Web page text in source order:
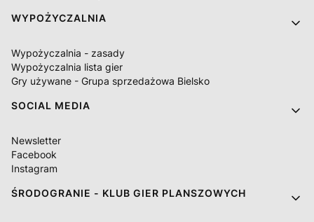
WYPOŻYCZALNIA
Wypożyczalnia - zasady
Wypożyczalnia lista gier
Gry używane - Grupa sprzedażowa Bielsko
SOCIAL MEDIA
Newsletter
Facebook
Instagram
ŚRODOGRANIE - KLUB GIER PLANSZOWYCH